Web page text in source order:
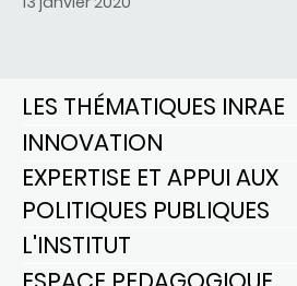
LES THÉMATIQUES INRAE
INNOVATION
EXPERTISE ET APPUI AUX
POLITIQUES PUBLIQUES
L'INSTITUT